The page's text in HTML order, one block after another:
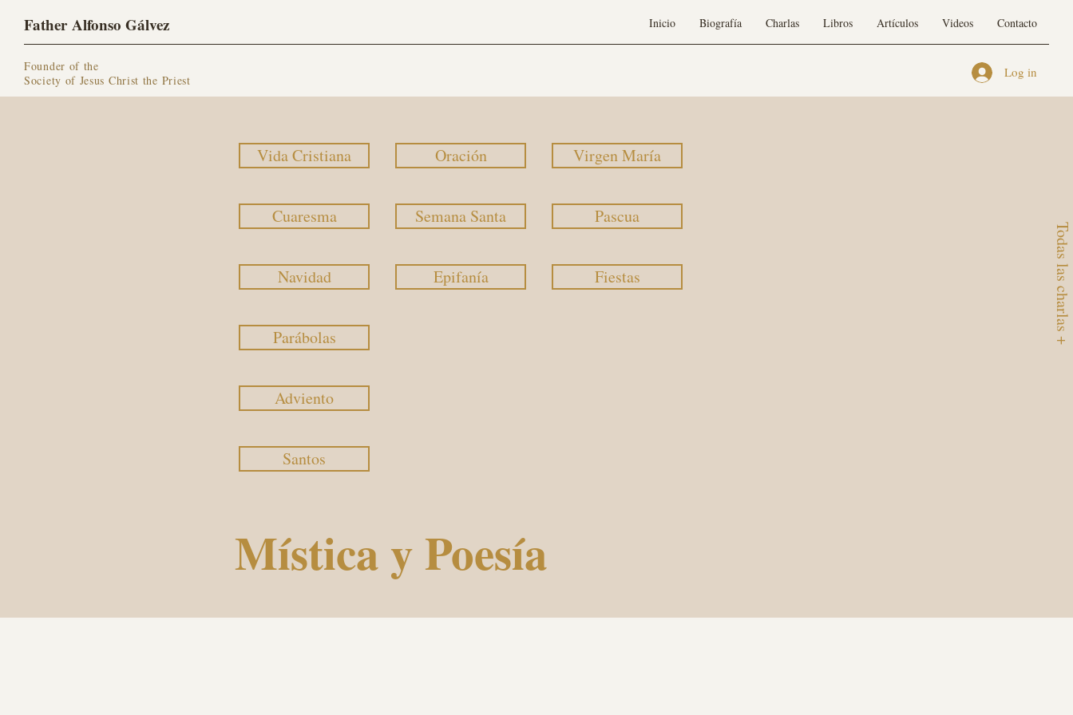
Father Alfonso Gálvez
Founder of the
Society of Jesus Christ the Priest
Inicio Biografía Charlas Libros Artículos Videos Contacto
Log in
Todas las charlas +
Vida Cristiana
Cuaresma
Navidad
Oración
Semana Santa
Epifanía
Virgen María
Pascua
Fiestas
Parábolas
Adviento
Santos
Mística y Poesía